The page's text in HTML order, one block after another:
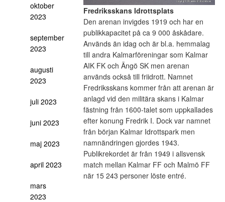
oktober
2023
september
2023
augusti
2023
juli 2023
juni 2023
maj 2023
april 2023
mars
2023
Fredriksskans Idrottsplats
Den arenan invigdes 1919 och har en
publikkapacitet på ca 9 000 åskådare.
Används än idag och är bl.a. hemmalag
till andra Kalmarföreningar som Kalmar
AIK FK och Ängö SK men arenan
används också till friidrott. Namnet
Fredriksskans kommer från att arenan är
anlagd vid den militära skans i Kalmar
fästning från 1600-talet som uppkallades
efter konung Fredrik I. Dock var namnet
från början Kalmar Idrottspark men
namnändringen gjordes 1943.
Publikrekordet är från 1949 i allsvensk
match mellan Kalmar FF och Malmö FF
när 15 243 personer löste entré.